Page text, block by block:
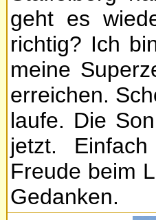
geht es
richtig? Ich
meine
erreichen.
laufe. Die
jetzt.
Freude beim
Gedanken.